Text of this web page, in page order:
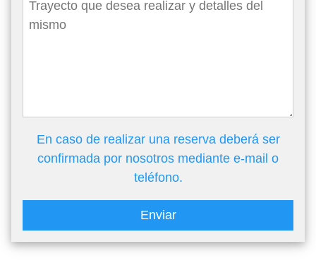
En caso de realizar una reserva deberá ser
confirmada por nosotros mediante e-mail o
teléfono.
Enviar